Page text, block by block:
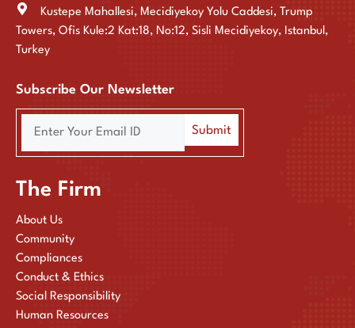
Kustepe Mahallesi, Mecidiyekoy Yolu Caddesi, Trump
Towers, Ofis Kule:2 Kat:18, No:12, Sisli Mecidiyekoy, Istanbul,
Turkey
Subscribe Our Newsletter
The Firm
About Us
Community
Compliances
Conduct & Ethics
Social Responsibility
Human Resources